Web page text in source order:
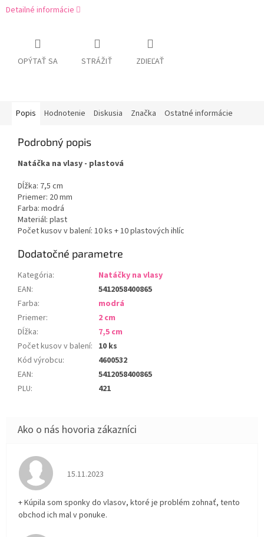
Detailné informácie
OPÝTAŤ SA STRÁŽIŤ ZDIEĽAŤ
Popis Hodnotenie Diskusia Značka Ostatné informácie
Podrobný popis
Natáčka na vlasy - plastová
Dĺžka: 7,5 cm
Priemer: 20 mm
Farba: modrá
Materiál: plast
Počet kusov v balení: 10 ks + 10 plastových ihlíc
Dodatočné parametre
Kategória:
Natáčky na vlasy
EAN:
5412058400865
Farba:
modrá
Priemer:
2 cm
Dĺžka:
7,5 cm
Počet kusov v balení: 10 ks
Kód výrobcu:
4600532
EAN:
5412058400865
PLU: 421
Hodnotenie obchodu je 5 z 5 hviezdičiek.
15.11.2023
+ Kúpila som sponky do vlasov, ktoré je problém zohnať, tento
obchod ich mal v ponuke.